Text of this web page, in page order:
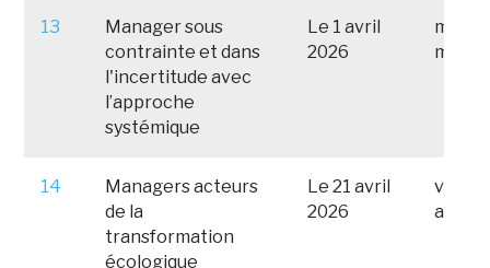
13
Manager sous
contrainte et dans
l'incertitude avec
l’approche
systémique
Le 1 avril
2026
mars
14
Managers acteurs
de la
transformation
écologique
Le 21 avril
2026
avril